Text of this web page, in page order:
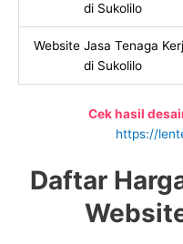
di Sukolilo
Website Jasa Tenaga
di Sukolilo
Cek hasil
https://
Daftar